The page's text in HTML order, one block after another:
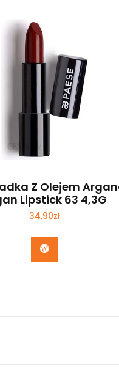
Z Olejem
Lipstick 63 4,3G
34,90zł
Zobacz